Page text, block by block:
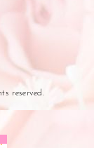
reserved.